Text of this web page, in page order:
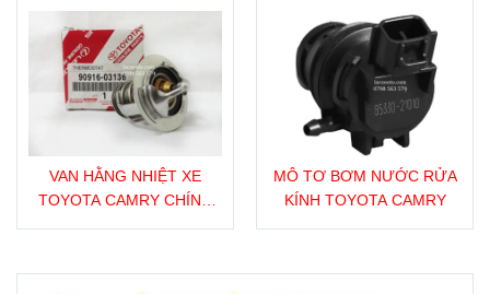
VAN HẰNG NHIỆT XE
TOYOTA CAMRY CHÍNH
MÔ TƠ BƠM NƯỚC RỬA
KÍNH TOYOTA CAMRY